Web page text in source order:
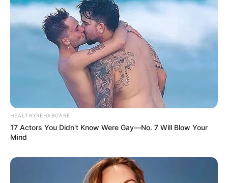
HEALTHYREHABCARE
17 Actors You Didn't Know Were Gay—No. 7 Will Blow Your
Mind